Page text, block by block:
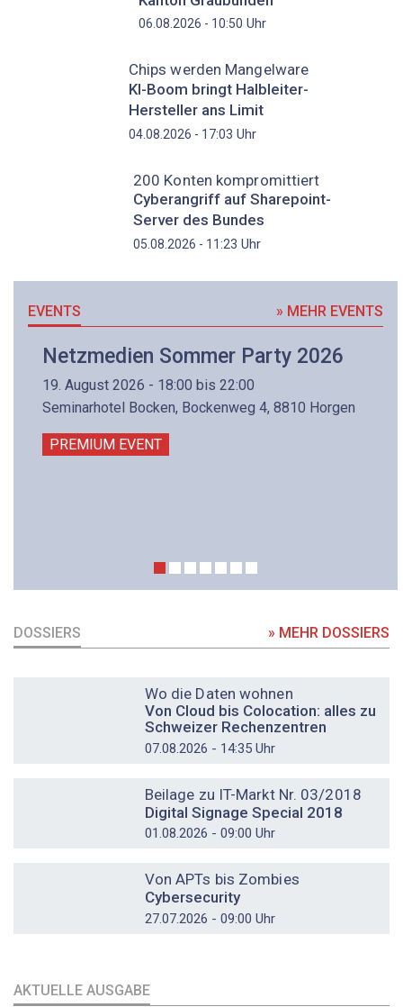
06.08.2026 - 10:50 Uhr
Chips werden Mangelware
KI-Boom bringt Halbleiter-
Hersteller ans Limit
04.08.2026 - 17:03 Uhr
200 Konten kompromittiert
Cyberangriff auf Sharepoint-
Server des Bundes
05.08.2026 - 11:23 Uhr
EVENTS » MEHR EVENTS
Netzmedien Sommer Party 2026
19. August 2026 - 18:00 bis 22:00
Seminarhotel Bocken, Bockenweg 4, 8810 Horgen
PREMIUM EVENT
DOSSIERS » MEHR DOSSIERS
Wo die Daten wohnen
Von Cloud bis Colocation: alles zu
Schweizer Rechenzentren
07.08.2026 - 14:35 Uhr
Beilage zu IT-Markt Nr. 03/2018
Digital Signage Special 2018
01.08.2026 - 09:00 Uhr
Von APTs bis Zombies
Cybersecurity
27.07.2026 - 09:00 Uhr
AKTUELLE AUSGABE